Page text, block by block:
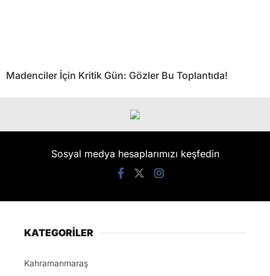
Madenciler İçin Kritik Gün: Gözler Bu Toplantıda!
Sosyal medya hesaplarımızı keşfedin
KATEGORİLER
Kahramanmaraş